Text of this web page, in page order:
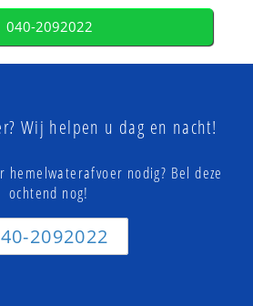
040-2092022
Wij helpen u dag en nacht!
nodig? Bel deze
ochtend nog!
2092022